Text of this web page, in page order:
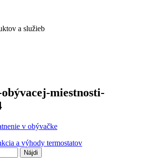
a služieb
miestnosti-
a výhody termostatov